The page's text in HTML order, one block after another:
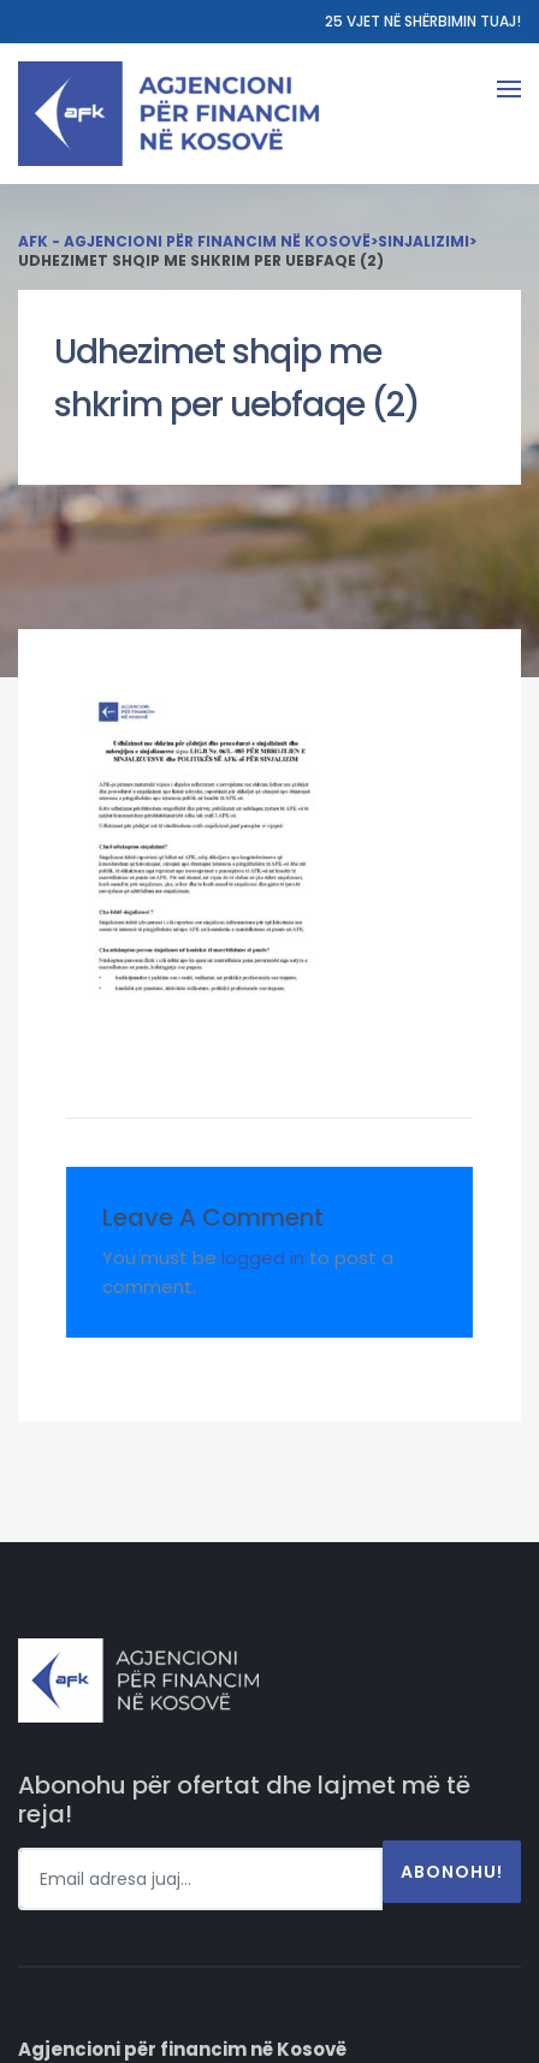
25 VJET NË SHËRBIMIN TUAJ!
AFK - AGJENCIONI PËR FINANCIM NË KOSOVË>SINJALIZIMI>
UDHEZIMET SHQIP ME SHKRIM PER UEBFAQE (2)
Udhezimet shqip me
shkrim per uebfaqe (2)
Leave A Comment
You must be logged in to post a
comment.
Abonohu për ofertat dhe lajmet më të
reja!
ABONOHU!
Agjencioni për financim në Kosovë